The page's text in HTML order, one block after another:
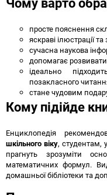
просте пояснення
яскраві ілюстрації
сучасна наукова
допомагає
ідеально
позакласного
стане чудовим
Кому підійде
Енциклопедія
шкільного віку, студентам,
прагнуть зрозуміти
математичних формул.
домашньої бібліотеки та